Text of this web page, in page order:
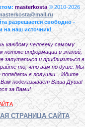
masterkosta © 2010-2026
разрешается свободно -
на наш источник!
каждому человеку самому
информации и знаний,
и приблизиться в
то, что вам по душе. Мы
в ловушки... Идите
Вам подсказывает Ваша Душа!
за Вами!
СТРАНИЦА САЙТА